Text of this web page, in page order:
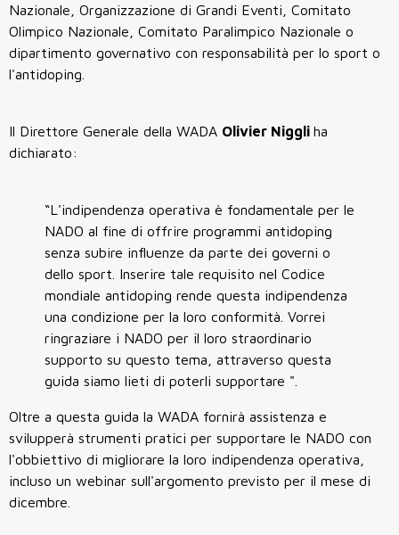
Nazionale, Organizzazione di Grandi Eventi, Comitato
Olimpico Nazionale, Comitato Paralimpico Nazionale o
dipartimento governativo con responsabilità per lo sport o
l'antidoping.
Il Direttore Generale della WADA Olivier Niggli ha
dichiarato:
“L'indipendenza operativa è fondamentale per le
NADO al fine di offrire programmi antidoping
senza subire influenze da parte dei governi o
dello sport. Inserire tale requisito nel Codice
mondiale antidoping rende questa indipendenza
una condizione per la loro conformità. Vorrei
ringraziare i NADO per il loro straordinario
supporto su questo tema, attraverso questa
guida siamo lieti di poterli supportare ".
Oltre a questa guida la WADA fornirà assistenza e
svilupperà strumenti pratici per supportare le NADO con
l'obbiettivo di migliorare la loro indipendenza operativa,
incluso un webinar sull'argomento previsto per il mese di
dicembre.